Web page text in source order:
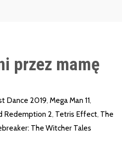
przez mamę
Dance 2019, Mega Man 11,
Redemption 2, Tetris Effect, The
The Witcher Tales